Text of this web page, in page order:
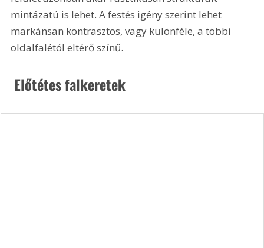
mintázatú is lehet. A festés igény szerint lehet
markánsan kontrasztos, vagy különféle, a többi
oldalfalétól eltérő színű.
Előtétes falkeretek